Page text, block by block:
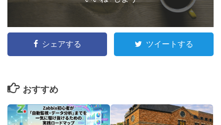
シェアする ツイートする
おすすめ